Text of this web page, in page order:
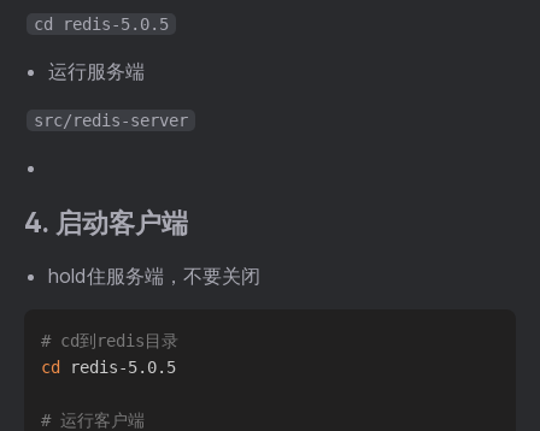
cd redis-5.0.5
运行服务端
src/redis-server
4. 启动客户端
hold住服务端，不要关闭
# cd到redis目录
cd
redis-5.0.5
# 运行客户端